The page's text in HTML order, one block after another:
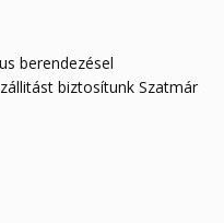
berendezésel
biztosítunk Szatmár